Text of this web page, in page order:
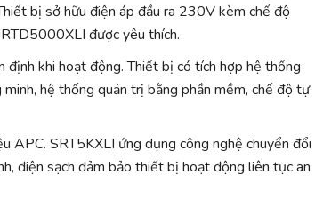
bị sở hữu điện áp đầu ra 230V kèm chế độ
được yêu thích.
định khi hoạt động. Thiết bị có tích hợp hệ thống
hệ thống quản trị bằng phần mềm, chế độ tự
SRT5KXLI ứng dụng công nghệ chuyển đổi
điện sạch đảm bảo thiết bị hoạt động liên tục an